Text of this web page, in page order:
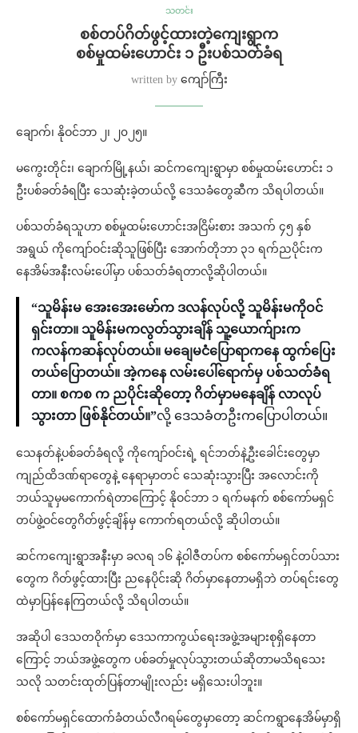
သတင်း
စစ်တပ်ဂိတ်ဖွင့်ထားတဲ့ကျေးရွာက
စစ်မှုထမ်းဟောင်း ၁ ဦးပစ်သတ်ခံရ
written by ကျော်ကြီး
ချောက်၊ နိုဝင်ဘာ ၂၊ ၂၀၂၅။
မကွေးတိုင်း၊ ချောက်မြို့နယ်၊ ဆင်ကကျေးရွာမှာ စစ်မှုထမ်းဟောင်း ၁
ဦးပစ်ခတ်ခံရပြီး သေဆုံးခဲ့တယ်လို့ ဒေသခံတွေဆီက သိရပါတယ်။
ပစ်သတ်ခံရသူဟာ စစ်မှုထမ်းဟောင်းအငြိမ်းစား အသက် ၄၅ နှစ်
အရွယ် ကိုကျော်ဝင်းဆိုသူဖြစ်ပြီး အောက်တိုဘာ ၃၁ ရက်ညပိုင်းက
နေအိမ်အနီးလမ်းပေါ်မှာ ပစ်သတ်ခံရတာလို့ဆိုပါတယ်။
“သူမိန်းမ အေးအေးမော်က ဒလန်လုပ်လို့ သူမိန်းမကိုဝင်
ရှင်းတာ။ သူမိန်းမကလွတ်သွားချိန် သူ့ယောက်ျားက
ကလန်ကဆန်လုပ်တယ်။ မချေမငံပြောရာကနေ ထွက်ပြေး
တယ်ပြောတယ်။ အဲ့ကနေ လမ်းပေါ်ရောက်မှ ပစ်သတ်ခံရ
တာ။ စကစ က ညပိုင်းဆိုတော့ ဂိတ်မှာမနေချိန် လာလုပ်
သွားတာ ဖြစ်နိုင်တယ်။”လို့ ဒေသခံတဦးကပြောပါတယ်။
သေနတ်နဲ့ပစ်ခတ်ခံရလို့ ကိုကျော်ဝင်းရဲ့ ရင်ဘတ်နဲ့ဦးခေါင်းတွေမှာ
ကျည်ထိဒဏ်ရာတွေနဲ့ နေရာမှာတင် သေဆုံးသွားပြီး အလောင်းကို
ဘယ်သူမှမကောက်ရဲတာကြောင့် နိုဝင်ဘာ ၁ ရက်မနက် စစ်ကော်မရှင်
တပ်ဖွဲ့ဝင်တွေဂိတ်ဖွင့်ချိန်မှ ကောက်ရတယ်လို့ ဆိုပါတယ်။
ဆင်ကကျေးရွာအနီးမှာ ခလရ ၁၆ နဲ့ဝါဇီတပ်က စစ်ကော်မရှင်တပ်သား
တွေက ဂိတ်ဖွင့်ထားပြီး ညနေပိုင်းဆို ဂိတ်မှာနေတာမရှိဘဲ တပ်ရင်းတွေ
ထဲမှာပြန်နေကြတယ်လို့ သိရပါတယ်။
အဆိုပါ ဒေသတဝိုက်မှာ ဒေသကာကွယ်ရေးအဖွဲ့အများစုရှိနေတာ
ကြောင့် ဘယ်အဖွဲ့တွေက ပစ်ခတ်မှုလုပ်သွားတယ်ဆိုတာမသိရသေး
သလို သတင်းထုတ်ပြန်တာမျိုးလည်း မရှိသေးပါဘူး။
စစ်ကော်မရှင်ထောက်ခံတယ်လီဂရမ်တွေမှာတော့ ဆင်ကရွာနေအိမ်မှာရှိ